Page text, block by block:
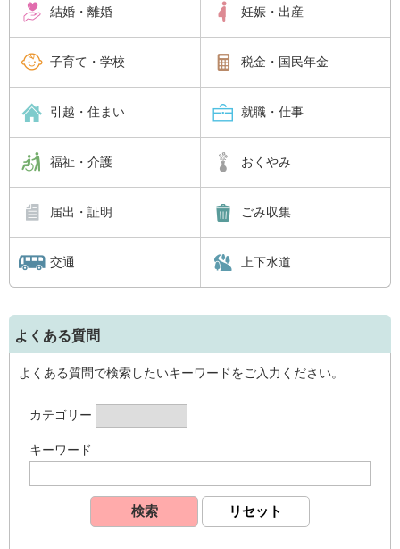
結婚・離婚 妊娠・出産
子育て・学校 税金・国民年金
引越・住まい 就職・仕事
福祉・介護 おくやみ
届出・証明 ごみ収集
交通 上下水道
よくある質問
よくある質問で検索したいキーワードをご入力ください。
カテゴリー
キーワード